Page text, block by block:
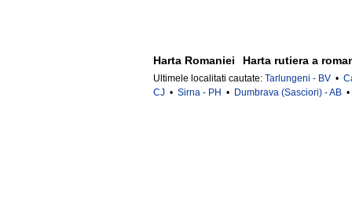
Harta Romaniei Harta rutiera a
Ultimele localitati cautate: Tarlungeni - BV •
CJ • Sirna - PH • Dumbrava (Sasciori) - AB